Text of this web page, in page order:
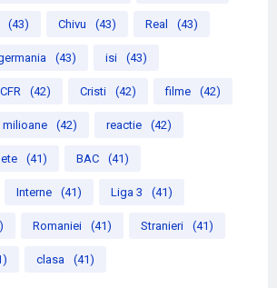
(43) Chivu (43) Real (43)
(43) isi (43)
CFR (42) Cristi (42) filme (42)
milioane (42) reactie (42)
(41) BAC (41)
Interne (41) Liga 3 (41)
Romaniei (41) Stranieri (41)
clasa (41)